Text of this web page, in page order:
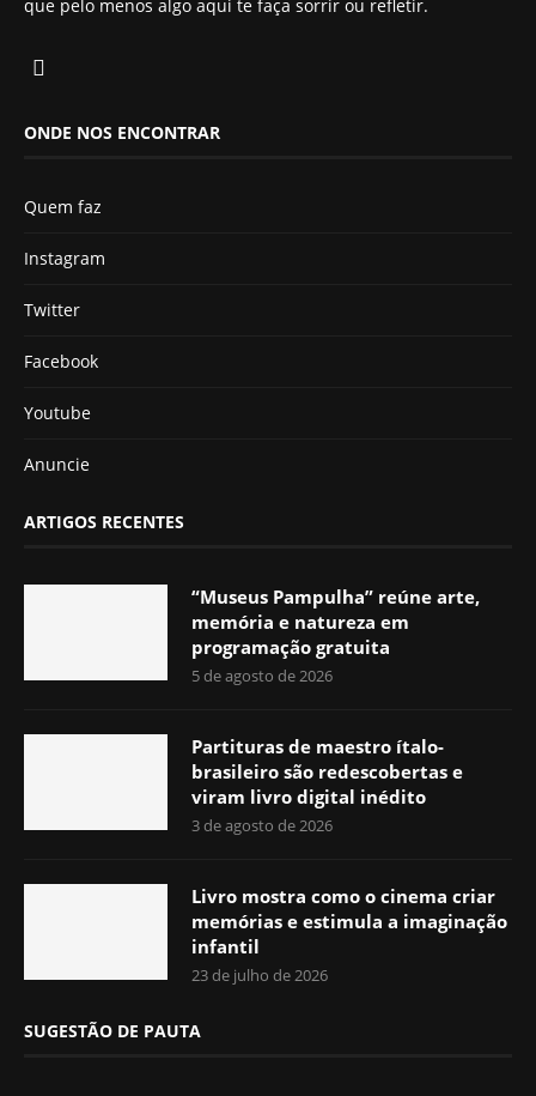
que pelo menos algo aqui te faça sorrir ou refletir.
ONDE NOS ENCONTRAR
Quem faz
Instagram
Twitter
Facebook
Youtube
Anuncie
ARTIGOS RECENTES
“Museus Pampulha” reúne arte,
memória e natureza em
programação gratuita
5 de agosto de 2026
Partituras de maestro ítalo-
brasileiro são redescobertas e
viram livro digital inédito
3 de agosto de 2026
Livro mostra como o cinema criar
memórias e estimula a imaginação
infantil
23 de julho de 2026
SUGESTÃO DE PAUTA